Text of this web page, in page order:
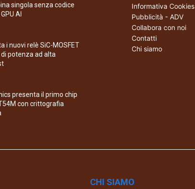
singola senza codice
AI
i nuovi relè SiC-MOSFET
potenza ad alta
presenta il primo chip
con crittografia
Informativa Cookies
Pubblicità - ADV
Collabora con noi
Contatti
Chi siamo
CHI SIAMO